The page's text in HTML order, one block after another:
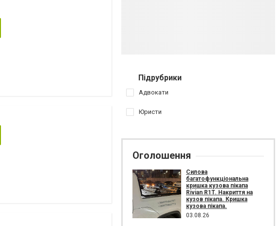
Підрубрики
Адвокати
Юристи
Оголошення
Силова
багатофункціональна
кришка кузова пікапа
Rivian R1T. Накриття на
кузов пікапа. Кришка
кузова пікапа.
03.08.26